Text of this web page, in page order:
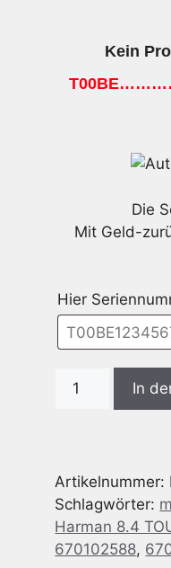
Kein
Die
Mit Geld-
Hier
Radio
TOUCH
SCREEN
VP4
ROW
In
Artikelnummer:
Schlagwörter:
Harman 8.4
670102588,